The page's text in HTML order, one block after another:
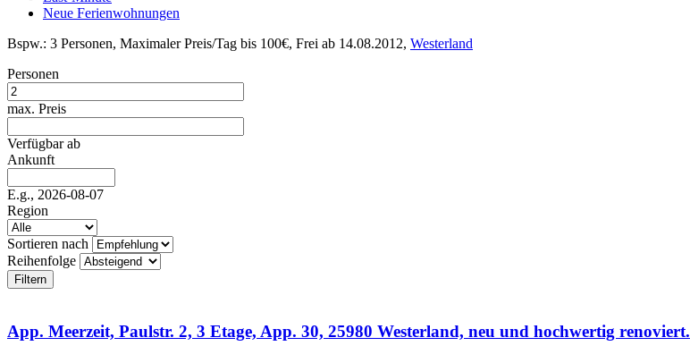
Neue Ferienwohnungen
Bspw.: 3 Personen, Maximaler Preis/Tag bis 100€, Frei ab 14.08.2012, Westerland
Personen
max. Preis
Verfügbar ab
Ankunft
E.g., 2026-08-07
Region
Sortieren nach
Reihenfolge
App. Meerzeit, Paulstr. 2, 3 Etage, App. 30, 25980 Westerland, neu und hochwertig renoviert.